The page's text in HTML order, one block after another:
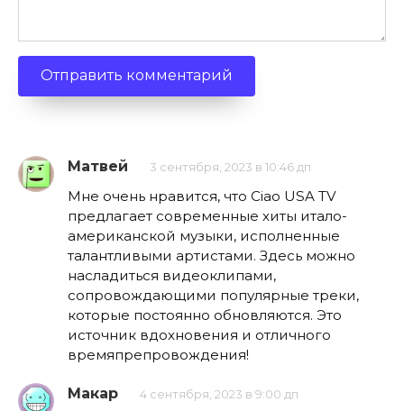
Матвей 3 сентября, 2023 в 10:46 дп
Мне очень нравится, что Ciao USA TV
предлагает современные хиты итало-
американской музыки, исполненные
талантливыми артистами. Здесь можно
насладиться видеоклипами,
сопровождающими популярные треки,
которые постоянно обновляются. Это
источник вдохновения и отличного
времяпрепровождения!
Макар 4 сентября, 2023 в 9:00 дп